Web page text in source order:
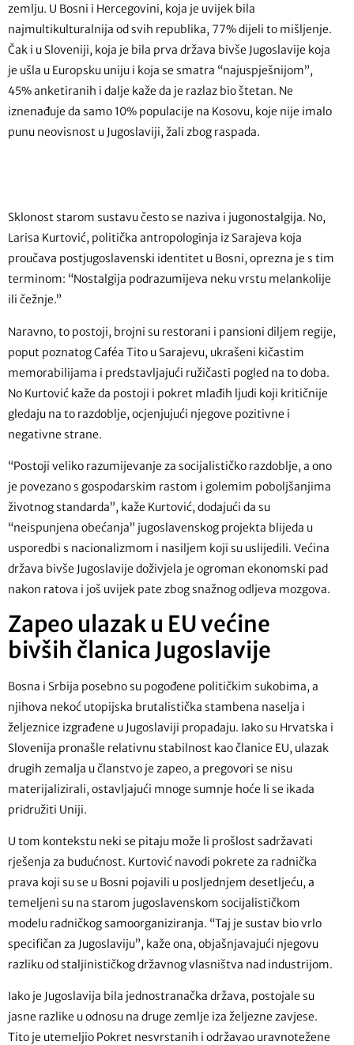
zemlju. U Bosni i Hercegovini, koja je uvijek bila
najmultikulturalnija od svih republika, 77% dijeli to mišljenje.
Čak i u Sloveniji, koja je bila prva država bivše Jugoslavije koja
je ušla u Europsku uniju i koja se smatra “najuspješnijom”,
45% anketiranih i dalje kaže da je razlaz bio štetan. Ne
iznenađuje da samo 10% populacije na Kosovu, koje nije imalo
punu neovisnost u Jugoslaviji, žali zbog raspada.
Sklonost starom sustavu često se naziva i jugonostalgija. No,
Larisa Kurtović, politička antropologinja iz Sarajeva koja
proučava postjugoslavenski identitet u Bosni, oprezna je s tim
terminom: “Nostalgija podrazumijeva neku vrstu melankolije
ili čežnje.”
Naravno, to postoji, brojni su restorani i pansioni diljem regije,
poput poznatog Caféa Tito u Sarajevu, ukrašeni kičastim
memorabilijama i predstavljajući ružičasti pogled na to doba.
No Kurtović kaže da postoji i pokret mlađih ljudi koji kritičnije
gledaju na to razdoblje, ocjenjujući njegove pozitivne i
negativne strane.
“Postoji veliko razumijevanje za socijalističko razdoblje, a ono
je povezano s gospodarskim rastom i golemim poboljšanjima
životnog standarda”, kaže Kurtović, dodajući da su
“neispunjena obećanja” jugoslavenskog projekta blijeda u
usporedbi s nacionalizmom i nasiljem koji su uslijedili. Većina
država bivše Jugoslavije doživjela je ogroman ekonomski pad
nakon ratova i još uvijek pate zbog snažnog odljeva mozgova.
Zapeo ulazak u EU većine
bivših članica Jugoslavije
Bosna i Srbija posebno su pogođene političkim sukobima, a
njihova nekoć utopijska brutalistička stambena naselja i
željeznice izgrađene u Jugoslaviji propadaju. Iako su Hrvatska i
Slovenija pronašle relativnu stabilnost kao članice EU, ulazak
drugih zemalja u članstvo je zapeo, a pregovori se nisu
materijalizirali, ostavljajući mnoge sumnje hoće li se ikada
pridružiti Uniji.
U tom kontekstu neki se pitaju može li prošlost sadržavati
rješenja za budućnost. Kurtović navodi pokrete za radnička
prava koji su se u Bosni pojavili u posljednjem desetljeću, a
temeljeni su na starom jugoslavenskom socijalističkom
modelu radničkog samoorganiziranja. “Taj je sustav bio vrlo
specifičan za Jugoslaviju”, kaže ona, objašnjavajući njegovu
razliku od staljinističkog državnog vlasništva nad industrijom.
Iako je Jugoslavija bila jednostranačka država, postojale su
jasne razlike u odnosu na druge zemlje iza željezne zavjese.
Tito je utemeljio Pokret nesvrstanih i održavao uravnotežene